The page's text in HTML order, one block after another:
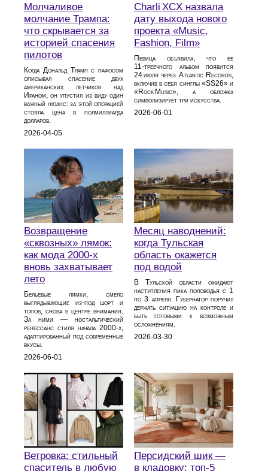
Молчаливое
молчание Трампа:
что скрывается за
историей спасения
пилотов
Когда Дональд Трамп с пафосом
описывал спасение двух
американских летчиков над
Ираном, он упустил из виду один
важный нюанс: за этой операцией
стояла цена в полмиллиарда
долларов.
2026-04-05
Charli XCX назвала
дату выхода нового
проекта «Music,
Fashion, Film»
Певица объявила, что её
11‑треечного альбом появится
24 июля через Atlantic Records,
включив в себя синглы «SS26» и
«Rock Music», а обложка
символизирует три искусства.
2026-06-01
Возвращение
«сквозных» лямок:
как мода 2000‑х
вновь захватывает
лето
Бельевые лямки, смело
выглядывающие из‑под шорт и
топов, снова в центре внимания.
За ними — ностальгический
ренессанс стиля начала 2000‑х,
адаптированный под современные
вкусы.
2026-06-01
Месяц наводнений:
когда Тульская
область окажется
под водой
В Тульской области ожидают
наступления пика половодья с 1
по 3 апреля. Губернатор поручил
держать ситуацию на контроле и
быть готовыми к возможным
осложнениям.
2026-03-30
Ветровка: стильный
спаситель в любую
Персидский шик —
в кладовку: топ-5